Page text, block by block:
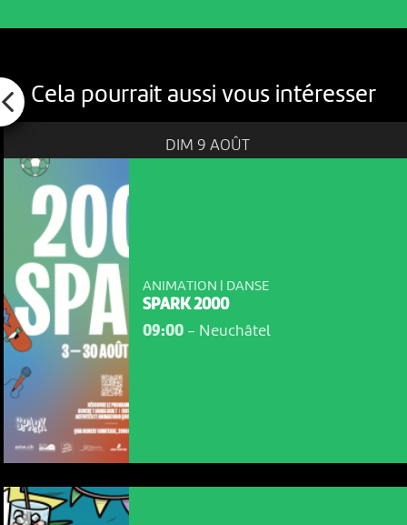
Cela pourrait aussi vous intéresser
DIM 9 AOÛT
ANIMATION | DANSE
SPARK 2000
09:00- Neuchâtel